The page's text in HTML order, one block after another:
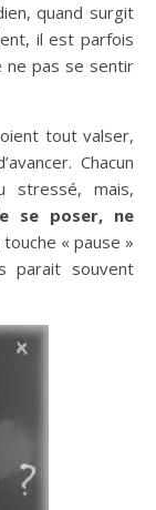
quand surgit
il est parfois
pas se sentir
tout valser,
Chacun
stressé, mais,
se poser, ne
« pause »
parait souvent